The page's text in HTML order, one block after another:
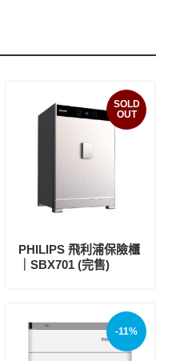
SOLD
OUT
PHILIPS 飛利浦保險櫃
｜SBX701 (完售)
-11%